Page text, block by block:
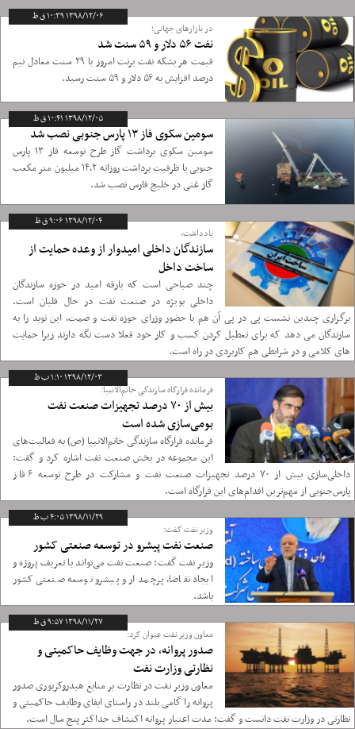
در بازارهای جهانی؛
نفت ۵۶ دلار و ۵۹ سنت شد
قیمت هر بشکه نفت برنت امروز با ۲۹ سنت معادل نیم
درصد افزایش به ۵۶ دلار و ۵۹ سنت رسید.
۱۳۹۸/۱۲/۰۶ ۱۰:۳۹ ق ظ
سومین سکوی فاز ۱۳ پارس جنوبی نصب شد
سومین سکوی برداشت گاز طرح توسعه فاز ۱۳ پارس
جنوبی با ظرفیت برداشت روزانه ۱۴,۲ میلیون متر مکعب
گاز غنی در خلیج فارس نصب شد.
۱۳۹۸/۱۲/۰۵ ۱۰:۴۱ ق ظ
یادداشت،
سازندگان داخلی امیدوار از وعده حمایت از
ساخت داخل
چند صباحی است که بارقه امید در حوزه سازندگان
داخلی بویژه در صنعت نفت در حال قلیان است.
برگزاری چندین نشست پی در پی آن هم با حضور وزرای حوزه نفت و صمت، این نوید را به
سازندگان می دهد که برای تعطیل کردن کسب و کار خود فعلا دست نگه دارند زیرا حمایت
های کلامی و در شرایطی هم کاربردی در راه است.
۱۳۹۸/۱۲/۰۴ ۹:۰۶ ق ظ
فرمانده قرارگاه سازندگی خاتم‌الانبیا:
بیش از ۷۰ درصد تجهیزات صنعت نفت
بومی‌سازی شده است
فرمانده قرارگاه سازندگی خاتم‌الانبیا (ص) به فعالیت‌های
این مجموعه در بخش صنعت نفت اشاره کرد و گفت:
داخلی‌سازی بیش از ۷۰ درصد تجهیزات صنعت نفت و مشارکت در طرح توسعه ۶ فاز
پارس‌جنوبی از مهم‌ترین اقدام‌های این قرارگاه است.
۱۳۹۸/۱۲/۰۳ ۱:۱۰ ب ظ
وزیر نفت گفت:
صنعت نفت پیشرو در توسعه صنعتی کشور
وزیر نفت گفت: صنعت نفت می‌تواند با تعریف پروژه و
ایجاد تقاضا، پرچمدار و پیشرو توسعه صنعتی کشور
باشد.
۱۳۹۸/۱۱/۲۹ ۴:۰۵ ب ظ
معاون وزیر نفت عنوان کرد:
صدور پروانه، در جهت وظایف حاکمیتی و
نظارتی وزارت نفت
معاون وزیر نفت در نظارت بر منابع هیدروکربوری صدور
پروانه را گامی بلند در راستای ایفای وظایف حاکمیتی و
نظارتی در وزارت نفت دانست و گفت: مدت اعتبار پروانه اکتشاف حداکثر پنج سال است.
۱۳۹۸/۱۱/۲۷ ۹:۵۷ ق ظ